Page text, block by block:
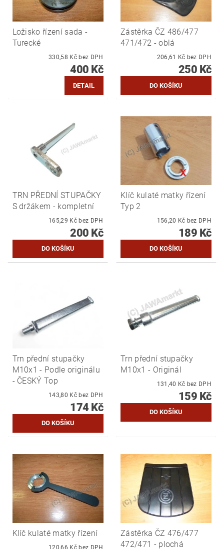
Ložisko řízení sada -
Turecké
330,58 Kč bez DPH
400 Kč
DETAIL
Zástěrka ČZ 486/477
471/472 - oblá
206,61 Kč bez DPH
250 Kč
TRN PŘEDNÍ STUPAČKY
S držákem - kompletní
165,29 Kč bez DPH
200 Kč
Klíč kulaté matky řízení
Typ 2
156,20 Kč bez DPH
189 Kč
Trn přední stupačky
M10x1 - Podle originálu
- ČESKÝ Top
143,80 Kč bez DPH
174 Kč
Trn přední stupačky
M10x1 - Originál
131,40 Kč bez DPH
159 Kč
Klíč kulaté matky řízení
120,66 Kč bez DPH
Zástěrka ČZ 476/477
472/471 - plochá